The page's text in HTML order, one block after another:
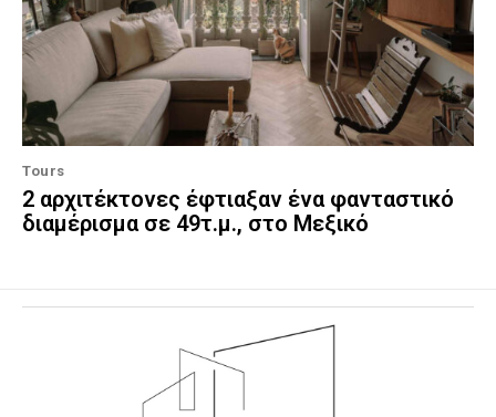
Tours
2 αρχιτέκτονες έφτιαξαν ένα φανταστικό
διαμέρισμα σε 49τ.μ., στο Μεξικό